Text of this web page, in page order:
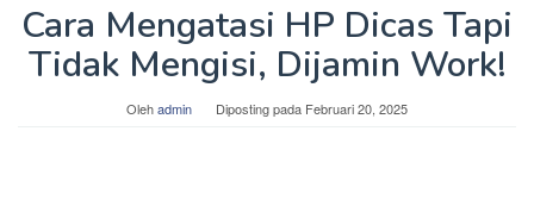
Cara Mengatasi HP Dicas Tapi
Tidak Mengisi, Dijamin Work!
Olehadmin Diposting pada Februari 20, 2025